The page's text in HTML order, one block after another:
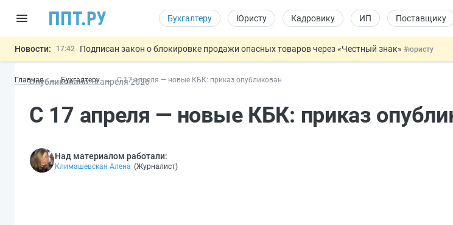
Бухгалтеру Юристу Кадровику ИП Поставщику
Новости: 17:42 Подписан закон о блокировке продажи опасных товаров через «Честный знак» #юристу
16:02 Госпошлину за устранение ошибок в документах предлагают отменить
11:31
Важно Разработают единые критерии трудовых и ГПХ-отношений#кадровику
Главная Бухгалтеру С 17 апреля — новые КБК: приказ опубликован
Опубликовано: 7 апреля2026
С 17 апреля — новые КБК: приказ
Над материалом работали:
Климашевская Алена (Журналист)